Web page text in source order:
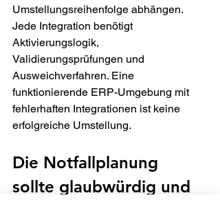
Umstellungsreihenfolge abhängen.
Jede Integration benötigt
Aktivierungslogik,
Validierungsprüfungen und
Ausweichverfahren. Eine
funktionierende ERP-Umgebung mit
fehlerhaften Integrationen ist keine
erfolgreiche Umstellung.
Die Notfallplanung
sollte glaubwürdig und